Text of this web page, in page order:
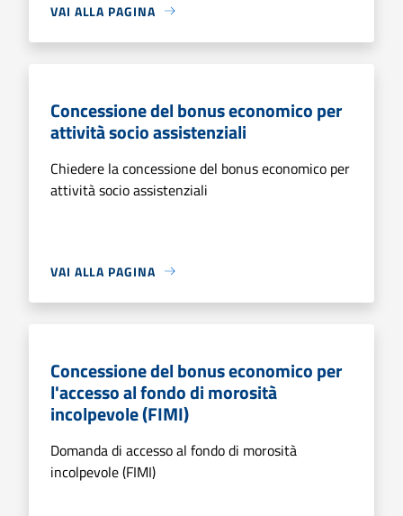
VAI ALLA PAGINA
Concessione del bonus economico per
attività socio assistenziali
Chiedere la concessione del bonus economico per
attività socio assistenziali
VAI ALLA PAGINA
Concessione del bonus economico per
l'accesso al fondo di morosità
incolpevole (FIMI)
Domanda di accesso al fondo di morosità
incolpevole (FIMI)